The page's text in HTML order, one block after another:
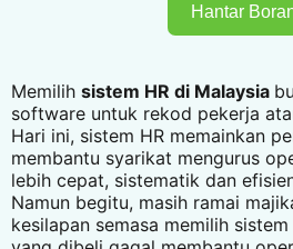
Hantar
Memilih sistem HR di Malaysia
software untuk rekod pekerja
Hari ini, sistem HR memainkan
membantu syarikat mengurus
lebih cepat, sistematik dan
Namun begitu, masih ramai
kesilapan semasa memilih